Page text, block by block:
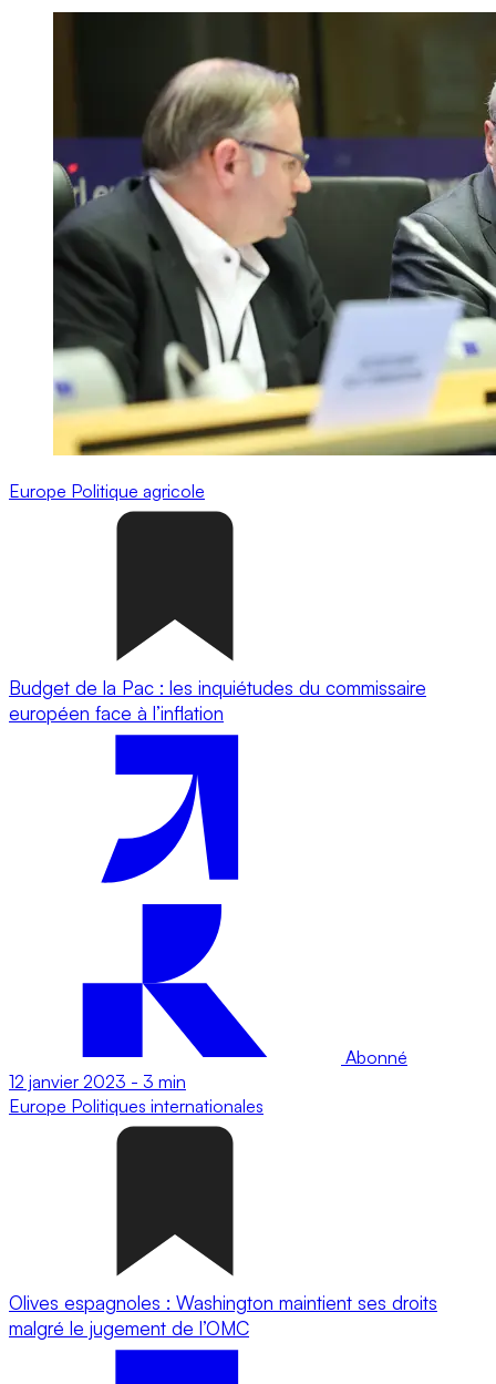
Europe Politique agricole
Budget de la Pac : les inquiétudes du commissaire
européen face à l’inflation
Abonné
12 janvier 2023 - 3 min
Europe Politiques internationales
Olives espagnoles : Washington maintient ses droits
malgré le jugement de l’OMC